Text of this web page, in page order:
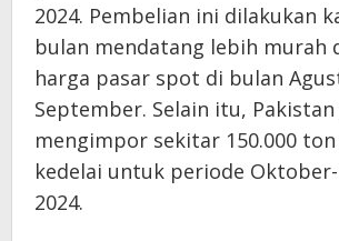
2024. Pembelian ini dilakukan
bulan mendatang lebih murah
harga pasar spot di bulan
September. Selain itu,
mengimpor sekitar 150.000
kedelai untuk periode
2024.